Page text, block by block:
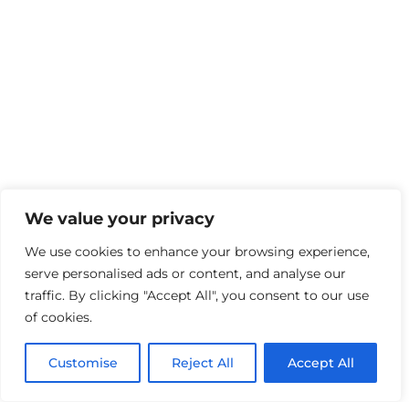
We value your privacy
We use cookies to enhance your browsing experience,
serve personalised ads or content, and analyse our
traffic. By clicking "Accept All", you consent to our use
of cookies.
Customise Reject All Accept All